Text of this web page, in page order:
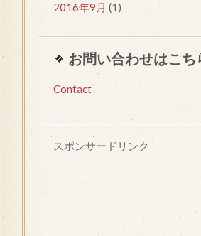
2016年9月 (1)
お問い合わせはこち
Contact
スポンサードリンク